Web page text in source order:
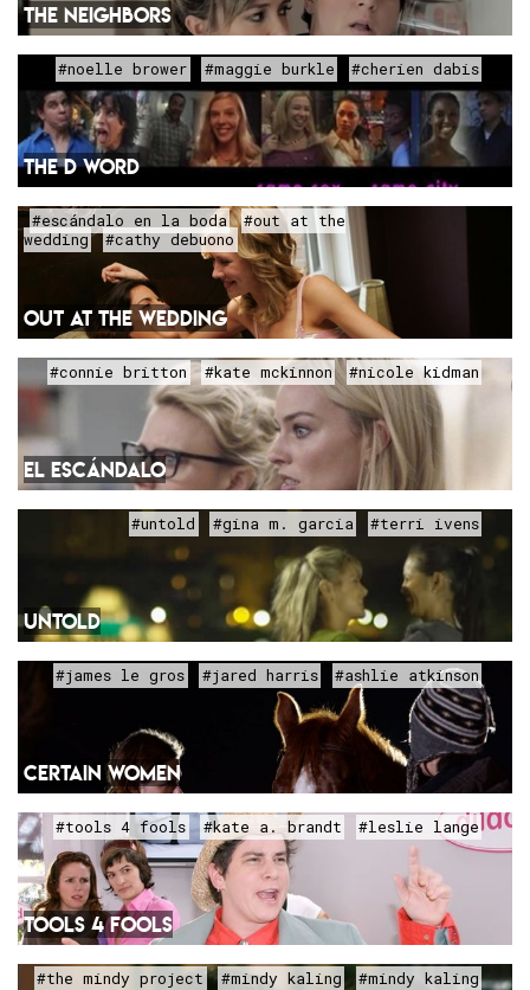
THE NEIGHBORS
#noelle brower #maggie burkle #cherien dabis
THE D WORD
#escándalo en la boda
#out at the
wedding
#cathy debuono
OUT AT THE WEDDING
#connie britton #kate mckinnon #nicole kidman
EL ESCÁNDALO
#untold #gina m. garcia #terri ivens
UNTOLD
#james le gros #jared harris #ashlie atkinson
CERTAIN WOMEN
#tools 4 fools #kate a. brandt #leslie lange
TOOLS 4 FOOLS
#the mindy project #mindy kaling #mindy kaling